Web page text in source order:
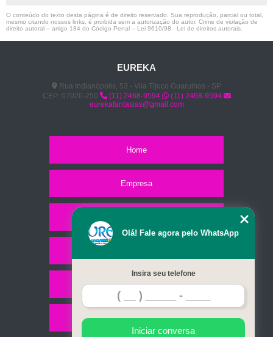
O conteúdo do texto desta página é de direito reservado. Sua reprodução, parcial ou total,
mesmo citando nossos links, é proibida sem a autorização do autor. Crime de violação de
direito autoral – artigo 184 do Código Penal – Lei 9610/98 - Lei de direitos autorais
EUREKA
Rua Indianópolis, 53 - Vila Tijuco Guarulhos - SP
CEP: 07020-250
(11) 2468-9594
(11) 2468-9594
eurekafantasias@gmail.com
Home
Empresa
Contato
Mapa do site
Olá! Fale agora pelo WhatsApp
Insira seu telefone
Iniciar conversa